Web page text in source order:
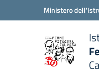
Vai ai contenuti
Vai al menu di navigazione
Ministero